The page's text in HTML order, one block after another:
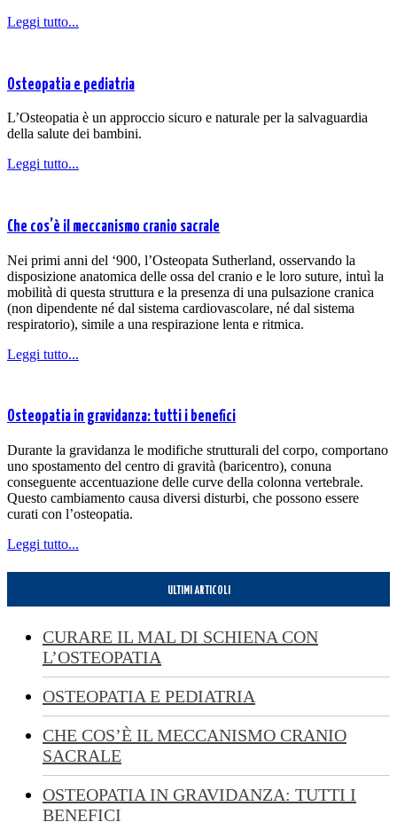
Leggi tutto...
Osteopatia e pediatria
L’Osteopatia è un approccio sicuro e naturale per la salvaguardia
della salute dei bambini.
Leggi tutto...
Che cos’è il meccanismo cranio sacrale
Nei primi anni del ‘900, l’Osteopata Sutherland, osservando la
disposizione anatomica delle ossa del cranio e le loro suture, intuì la
mobilità di questa struttura e la presenza di una pulsazione cranica
(non dipendente né dal sistema cardiovascolare, né dal sistema
respiratorio), simile a una respirazione lenta e ritmica.
Leggi tutto...
Osteopatia in gravidanza: tutti i benefici
Durante la gravidanza le modifiche strutturali del corpo, comportano
uno spostamento del centro di gravità (baricentro), conuna
conseguente accentuazione delle curve della colonna vertebrale.
Questo cambiamento causa diversi disturbi, che possono essere
curati con l’osteopatia.
Leggi tutto...
ULTIMI ARTICOLI
CURARE IL MAL DI SCHIENA CON
L’OSTEOPATIA
OSTEOPATIA E PEDIATRIA
CHE COS’È IL MECCANISMO CRANIO
SACRALE
OSTEOPATIA IN GRAVIDANZA: TUTTI I
BENEFICI